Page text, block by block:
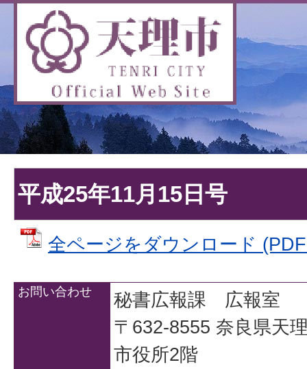
平成25年11月15日号
全ページをダウンロード
お問い合わせ
秘書広報課 広報室
〒632-8555 奈良県天
市役所2階